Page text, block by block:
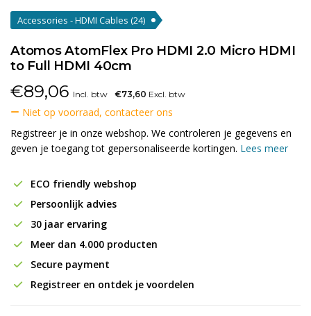
Accessories - HDMI Cables (24)
Atomos AtomFlex Pro HDMI 2.0 Micro HDMI
to Full HDMI 40cm
€89,06 Incl. btw €73,60 Excl. btw
Niet op voorraad, contacteer ons
Registreer je in onze webshop. We controleren je gegevens en
geven je toegang tot gepersonaliseerde kortingen. Lees meer
ECO friendly webshop
Persoonlijk advies
30 jaar ervaring
Meer dan 4.000 producten
Secure payment
Registreer en ontdek je voordelen